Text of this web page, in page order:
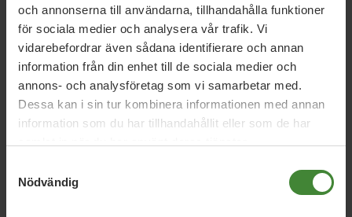
och annonserna till användarna, tillhandahålla funktioner
för sociala medier och analysera vår trafik. Vi
vidarebefordrar även sådana identifierare och annan
information från din enhet till de sociala medier och
annons- och analysföretag som vi samarbetar med.
Dessa kan i sin tur kombinera informationen med annan
information som du har tillhandahållit eller som de har
Nödvändig
Uppdrag medPeter
Dagsberg